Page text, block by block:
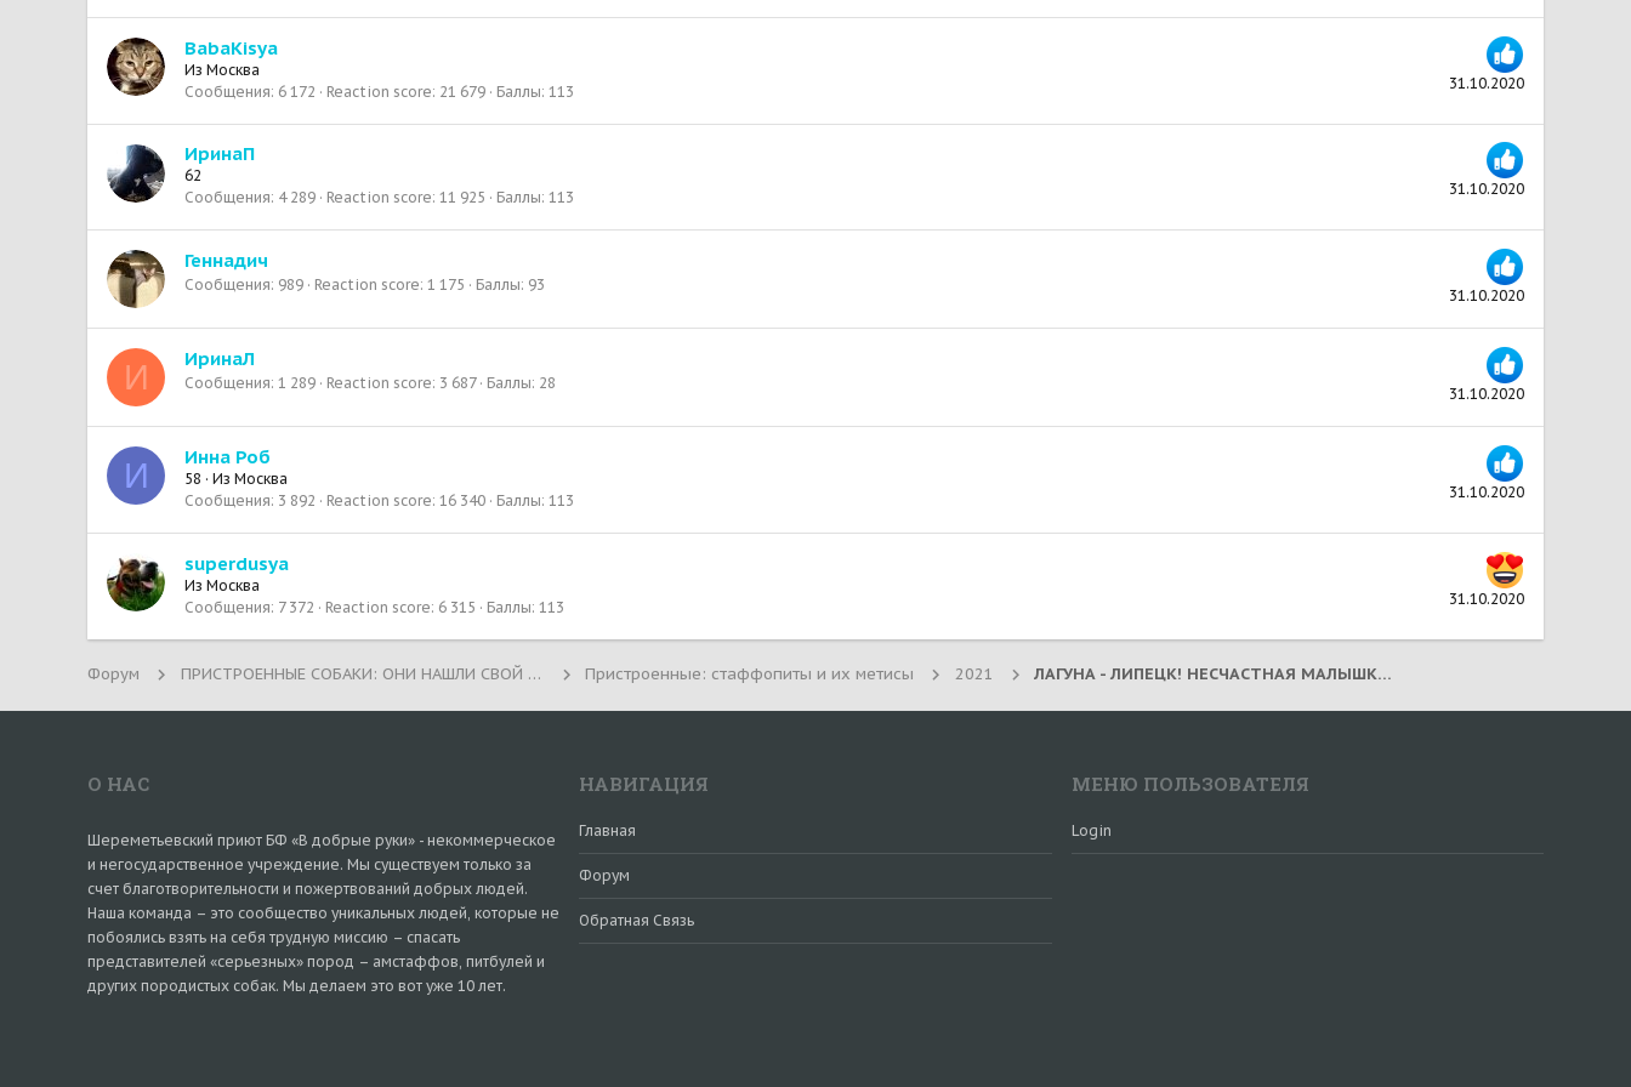
31.10.2020
BabaKisya
Из Москва
Сообщения 6 172 Reaction score 21 679 Баллы 113
31.10.2020
ИринаП
62
Сообщения 4 289 Reaction score 11 925 Баллы 113
31.10.2020
Геннадич
Сообщения 989 Reaction score 1 175 Баллы 93
И 31.10.2020
ИринаЛ
Сообщения 1 289 Reaction score 3 687 Баллы 28
И 31.10.2020
Инна Роб
58 · Из Москва
Сообщения 3 892 Reaction score 16 340 Баллы 113
31.10.2020
superdusya
Из Москва
Сообщения 7 372 Reaction score 6 315 Баллы 113
Форум ПРИСТРОЕННЫЕ СОБАКИ: ОНИ НАШЛИ СВОЙ ДОМ! Пристроенные: стаффопиты и их метисы 2021 ЛАГУНА - ЛИПЕЦК! НЕСЧАСТНАЯ МАЛЫШКА! (2021)
О НАС
Шереметьевский приют БФ «В добрые руки» - некоммерческое
и негосударственное учреждение. Мы существуем только за
счет благотворительности и пожертвований добрых людей.
Наша команда – это сообщество уникальных людей, которые не
побоялись взять на себя трудную миссию – спасать
представителей «серьезных» пород – амстаффов, питбулей и
других породистых собак. Мы делаем это вот уже 10 лет.
НАВИГАЦИЯ
Главная
Форум
Обратная Связь
МЕНЮ ПОЛЬЗОВАТЕЛЯ
Login